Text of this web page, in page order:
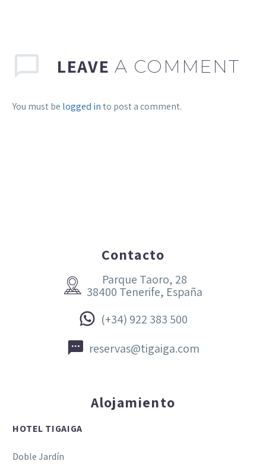
LEAVE A COMMENT
You must be logged into post a comment.
Contacto


Parque Taoro, 28
38400 Tenerife, España

 (+34) 922 383 500

 reservas@tigaiga.com
Alojamiento
HOTEL TIGAIGA
Doble Jardín